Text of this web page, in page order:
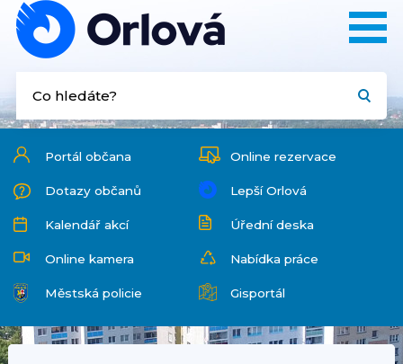
Portál občana Online rezervace
Dotazy občanů Lepší Orlová
Kalendář akcí Úřední deska
Online kamera Nabídka práce
Městská policie Gisportál